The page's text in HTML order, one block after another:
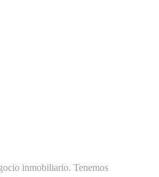
inmobiliario. Tenemos